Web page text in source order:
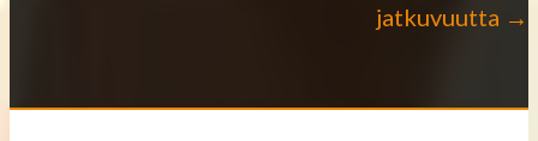
jatkuvuutta →